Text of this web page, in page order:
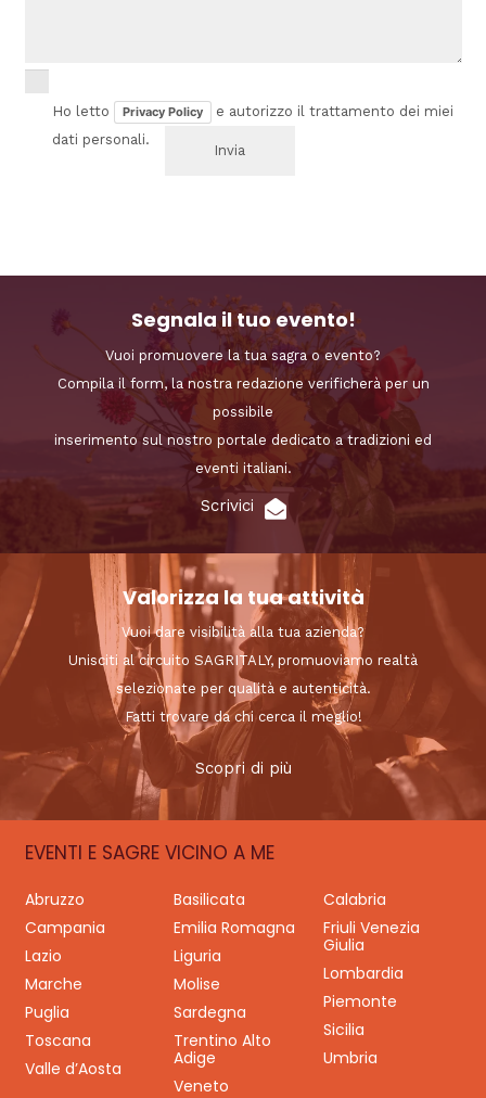
Ho letto Privacy Policy
e autorizzo il trattamento dei miei
dati personali.
Segnala il tuo evento!
Vuoi promuovere la tua sagra o evento?
Compila il form, la nostra redazione verificherà per un
possibile
inserimento sul nostro portale dedicato a tradizioni ed
eventi italiani.
Scrivici
Valorizza la tua attività
Vuoi dare visibilità alla tua azienda?
Unisciti al circuito SAGRITALY, promuoviamo realtà
selezionate per qualità e autenticità.
Fatti trovare da chi cerca il meglio!
Scopri di più
EVENTI E SAGRE VICINO A ME
Abruzzo Basilicata
Calabria
Campania
Emilia Romagna
Friuli Venezia
Giulia
Lazio
Liguria
Lombardia
Marche
Molise
Piemonte
Puglia
Sardegna
Sicilia
Toscana
Trentino Alto
Adige
Umbria
Valle d’Aosta
Veneto